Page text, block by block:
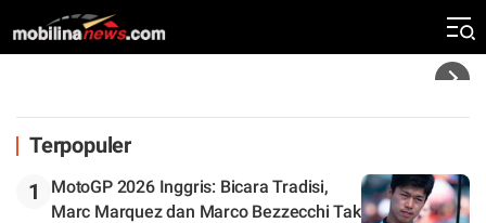
Silverstone. Seri Selanjutnya Belum Jelas
Terpopuler
1
MotoGP 2026 Inggris: Bicara Tradisi,
Marc Marquez dan Marco Bezzecchi Tak